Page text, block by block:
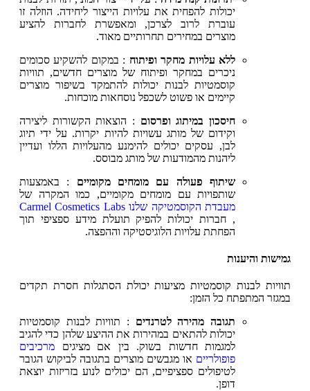
יכולות להפחית את עלויות הייצור ליחידה. הוזלה זו
עוברת לרוב לצרכן, ומאפשרת לחברות להציע
מוצרים במחירים תחרותיים מאוד.
ללא עלויות מחקר ופיתוח : במקום להשקיע סכומים
ניכרים במחקר ופיתוח של מוצרים חדשים, תוויות
קוסמטיות לבנות יכולות להתמקד בשיפור מוצרים
קיימים או פשוט לשכפל נוסחאות מוכחות.
חיסכון במיתוג ופרסום : הוצאות הקשורות ליצירה
וקידום של מותג עשויות להיות יקרות. על ידי תיוג
לבן, עסקים יכולים להימנע מהעלויות הללו ועדיין
ליהנות מהמודעות של מותג מבוסס.
שיתוף פעולה עם מומחים מקומיים : באמצעות
שותפויות עם מומחים מקומיים, כמו המקרה של
מעבדת הקוסמטיקה שלנו Carmel Cosmetics Labs
, חברות יכולות להפיק תועלת מידע ספציפי תוך
הפחתת עלויות הלוגיסטיקה וההפצה.
גמישות והיענות
תוויות לבנות קוסמטיות מציעות יכולת הסתגלות חסרת תקדים
במגזר המתפתח כל הזמן:
תגובה מהירה לטרנדים : תוויות לבנות קוסמטיות
יכולות להתאים במהירות את ההיצע שלהן כדי להגיב
למגמות חדשות בשוק. בין אם מציגים מרכיבים
פופולריים או מגבשים מוצרים בתגובה לביקוש הגובר
לטיפולים ספציפיים, הם יכולים לנוע בזריזות יוצאת
דופן.